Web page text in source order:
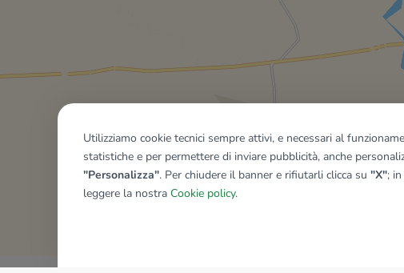
Mostra tutti gli immobili del riquadro
Utilizziamo cookie tecnici sempre attivi, e necessari al
statistiche e per permettere di inviare pubblicità, anche
"Personalizza". Per chiudere il banner e rifiutarli clicca su "X";
leggere la nostra Cookie policy.